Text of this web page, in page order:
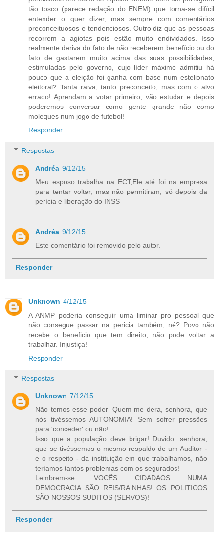
tão tosco (parece redação do ENEM) que torna-se difícil
entender o quer dizer, mas sempre com comentários
preconceituosos e tendenciosos. Outro diz que as pessoas
recorrem a agiotas pois estão muito endividados. Isso
realmente deriva do fato de não receberem benefício ou do
fato de gastarem muito acima das suas possibilidades,
estimuladas pelo governo, cujo líder máximo admitiu há
pouco que a eleição foi ganha com base num estelionato
eleitoral? Tanta raiva, tanto preconceito, mas com o alvo
errado! Aprendam a votar primeiro, vão estudar e depois
poderemos conversar como gente grande não como
moleques num jogo de futebol!
Responder
Respostas
Andréa 9/12/15
Meu esposo trabalha na ECT,Ele até foi na empresa
para tentar voltar, mas não permitiram, só depois da
perícia e liberação do INSS
Andréa 9/12/15
Este comentário foi removido pelo autor.
Responder
Unknown 4/12/15
A ANMP poderia conseguir uma liminar pro pessoal que
não consegue passar na pericia também, né? Povo não
recebe o beneficio que tem direito, não pode voltar a
trabalhar. Injustiça!
Responder
Respostas
Unknown 7/12/15
Não temos esse poder! Quem me dera, senhora, que
nós tivéssemos AUTONOMIA! Sem sofrer pressões
para 'conceder' ou não!
Isso que a população deve brigar! Duvido, senhora,
que se tivéssemos o mesmo respaldo de um Auditor -
e o respeito - da instituição em que trabalhamos, não
teríamos tantos problemas com os segurados!
Lembrem-se: VOCÊS CIDADAOS NUMA
DEMOCRACIA SÃO REIS/RAINHAS! OS POLITICOS
SÃO NOSSOS SUDITOS (SERVOS)!
Responder